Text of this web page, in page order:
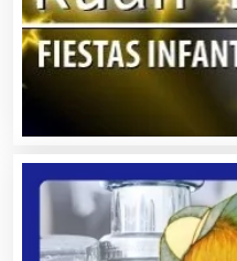
Alquiler de Autos
Alquiler de
Alquiler de Sillas